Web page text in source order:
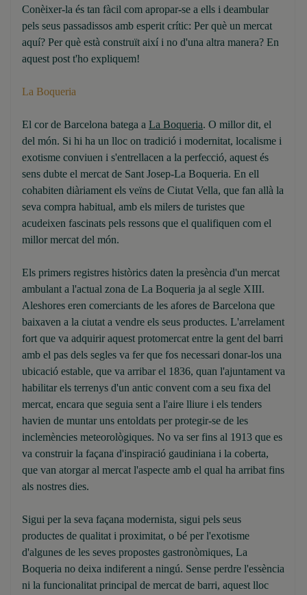
Conèixer-la és tan fàcil com apropar-se a ells i deambular
pels seus passadissos amb esperit crític: Per què un mercat
aquí? Per què està construït així i no d'una altra manera? En
aquest post t'ho expliquem!
La Boqueria
El cor de Barcelona batega a La Boqueria. O millor dit, el
del món. Si hi ha un lloc on tradició i modernitat, localisme i
exotisme conviuen i s'entrellacen a la perfecció, aquest és
sens dubte el mercat de Sant Josep-La Boqueria. En ell
cohabiten diàriament els veïns de Ciutat Vella, que fan allà la
seva compra habitual, amb els milers de turistes que
acudeixen fascinats pels ressons que el qualifiquen com el
millor mercat del món.
Els primers registres històrics daten la presència d'un mercat
ambulant a l'actual zona de La Boqueria ja al segle XIII.
Aleshores eren comerciants de les afores de Barcelona que
baixaven a la ciutat a vendre els seus productes. L'arrelament
fort que va adquirir aquest protomercat entre la gent del barri
amb el pas dels segles va fer que fos necessari donar-los una
ubicació estable, que va arribar el 1836, quan l'ajuntament va
habilitar els terrenys d'un antic convent com a seu fixa del
mercat, encara que seguia sent a l'aire lliure i els tenders
havien de muntar uns entoldats per protegir-se de les
inclemències meteorològiques. No va ser fins al 1913 que es
va construir la façana d'inspiració gaudiniana i la coberta,
que van atorgar al mercat l'aspecte amb el qual ha arribat fins
als nostres dies.
Sigui per la seva façana modernista, sigui pels seus
productes de qualitat i proximitat, o bé per l'exotisme
d'algunes de les seves propostes gastronòmiques, La
Boqueria no deixa indiferent a ningú. Sense perdre l'essència
ni la funcionalitat principal de mercat de barri, aquest lloc